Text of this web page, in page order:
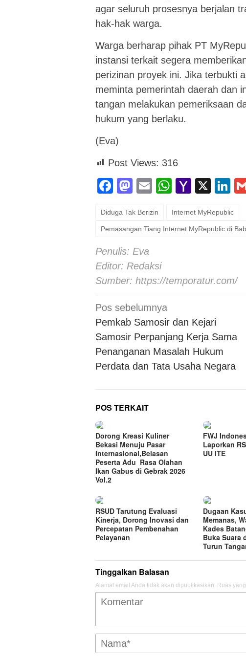
agar seluruh prosesnya berjalan
hak-hak warga.
Warga berharap pihak PT
instansi terkait segera
perizinan proyek ini. Jika terbukti
meminta pemerintah daerah dan
tangan melakukan pemeriksaan
hukum yang berlaku.
(Eva)
Post Views: 316
Facebook
Mastodon
EmailWhatsApp
Yahoo
X
Diduga Tak Berizin Internet MyRepublic
Pemasangan Tiang Internet MyRepublic di
Penulis: Eva
Editor: Redaksi
Sumber: https://temporatur.com/
Navigasi
pos
Pos sebelumnya
Pemkab Samosir dan Kejari
Samosir Perpanjang Kerja Sama
Penanganan Masalah Hukum
Perdata dan Tata Usaha Negara
POS TERKAIT
Dorong Kreasi Kuliner
Bekasi Menuju Pasar
Internasional,Belasan
Peserta Adu Rasa Olahan
Ikan Gabus di Gebrak 2026
Vol.2
FWJ
Laporkan
UU ITE
RSUD Tarutung Evaluasi
Kinerja, Dorong Inovasi dan
Percepatan Pembenahan
Pelayanan
Dugaan
Memanas,
Kades
Buka Suara
Turun
Tinggalkan Balasan
Alamat email Anda tidak akan dipublikasikan. Ruas